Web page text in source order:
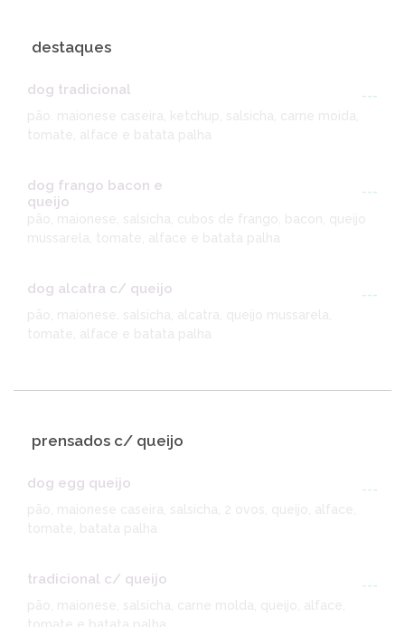
destaques
dog tradicional
---
pão. maionese caseira, ketchup, salsicha, carne moida,
tomate, alface e batata palha
dog frango bacon e
queijo
---
pão, maionese, salsicha, cubos de frango, bacon, queijo
mussarela, tomate, alface e batata palha
dog alcatra c/ queijo
---
pão, maionese, salsicha, alcatra, queijo mussarela,
tomate, alface e batata palha
prensados c/ queijo
dog egg queijo
---
pão, maionese caseira, salsicha, 2 ovos, queijo, alface,
tradicional c/ queijo
---
pão, maionese, salsicha, carne molda, queijo, alface,